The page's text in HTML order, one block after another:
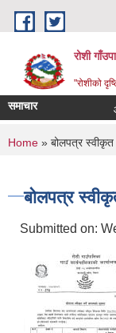
Skip to main content
रोशी
"रोशीको
समाचार
You are
Home » बोलपत्र
बोलपत्र
Submitted on: